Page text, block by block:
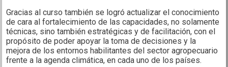
Gracias al curso también se logró actualizar el conocimiento
de cara al fortalecimiento de las capacidades, no solamente
técnicas, sino también estratégicas y de facilitación, con el
propósito de poder apoyar la toma de decisiones y la
mejora de los entornos habilitantes del sector agropecuario
frente a la agenda climática, en cada uno de los países.